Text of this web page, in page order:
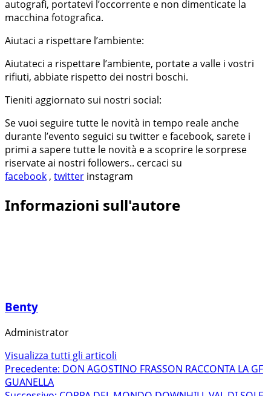
autografi, portatevi l’occorrente e non dimenticate la
macchina fotografica.
Aiutaci a rispettare l’ambiente:
Aiutateci a rispettare l’ambiente, portate a valle i vostri
rifiuti, abbiate rispetto dei nostri boschi.
Tieniti aggiornato sui nostri social:
Se vuoi seguire tutte le novità in tempo reale anche
durante l’evento seguici su twitter e facebook, sarete i
primi a sapere tutte le novità e a scoprire le sorprese
riservate ai nostri followers.. cercaci su
facebook , twitter instagram
Informazioni sull'autore
Benty
Administrator
Visualizza tutti gli articoli
Navigazione
articolo
Precedente: DON AGOSTINO FRASSON RACCONTA LA GF
GUANELLA